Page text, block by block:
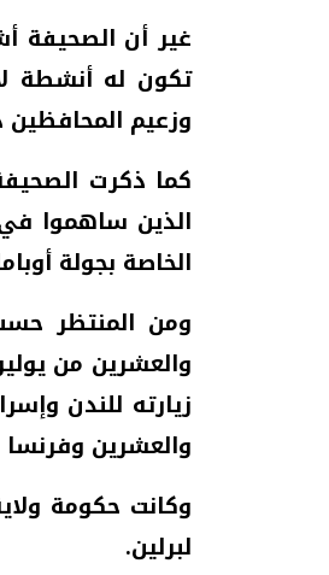
غير أن الصحيفة
تكون له أنشطة
وزعيم المحافظين
كما ذكرت
الذين ساهموا
الخاصة بجولة
ومن المنتظر
والعشرين من
زيارته للندن
والعشرين
وكانت حكومة
لبرلين.